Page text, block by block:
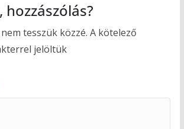
tesszük közzé. A kötelező
jelöltük